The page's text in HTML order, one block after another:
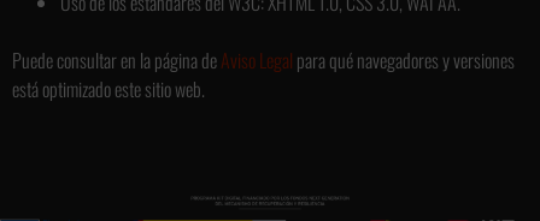
Puede consultar en la página deAviso Legal para qué navegadores y versiones
está optimizado este sitio web.